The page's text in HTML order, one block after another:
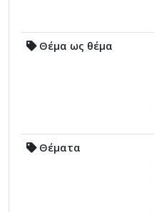
Θέμα ως θέμα
Θέματα